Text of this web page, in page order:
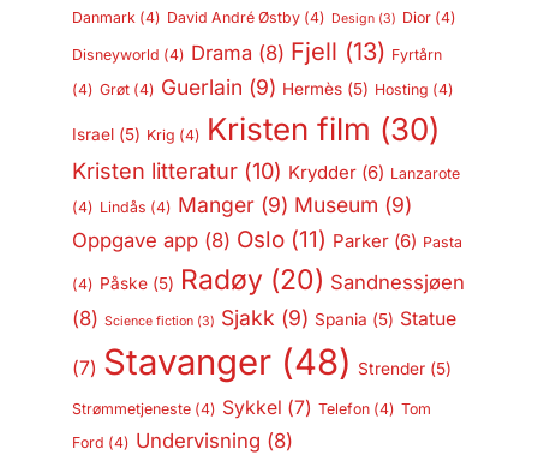
Danmark(4) David André Østby(4) Design(3) Dior(4)
Disneyworld (4) Drama (8) Fjell (13) Fyrtårn
(4) Grøt(4) Guerlain (9) Hermès(5) Hosting (4)
Israel(5) Krig (4) Kristen film (30)
Kristen litteratur(10) Krydder(6) Lanzarote
(4) Lindås (4) Manger(9) Museum (9)
Oppgave app(8) Oslo(11) Parker(6) Pasta
(4) Påske(5) Radøy(20) Sandnessjøen
(8) Science fiction(3) Sjakk (9) Spania (5) Statue
(7) Stavanger(48) Strender(5)
Strømmetjeneste(4) Sykkel (7) Telefon(4) Tom
Ford (4) Undervisning (8)